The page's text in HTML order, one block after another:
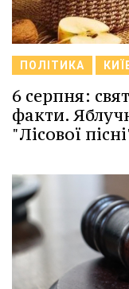
ПОЛІТИКА
6 серпня:
факти.
"Лісової